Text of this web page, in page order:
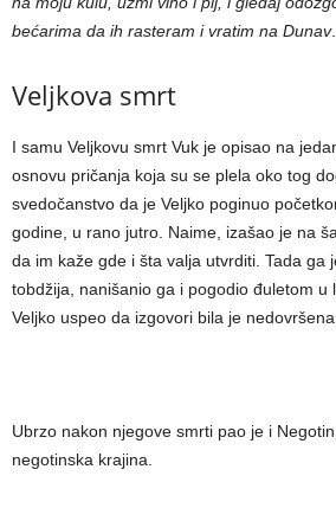
bećarima da ih rasteram i vratim na Dunav.
Veljkova smrt
I samu Veljkovu smrt Vuk je opisao na
osnovu pričanja koja su se plela oko tog
svedočanstvo da je Veljko poginuo
godine, u rano jutro. Naime, izašao je na
da im kaže gde i šta valja utvrditi. Tada ga
tobdžija, nanišanio ga i pogodio đuletom u
Veljko uspeo da izgovori bila je nedovršena
Ubrzo nakon njegove smrti pao je i
negotinska krajina.